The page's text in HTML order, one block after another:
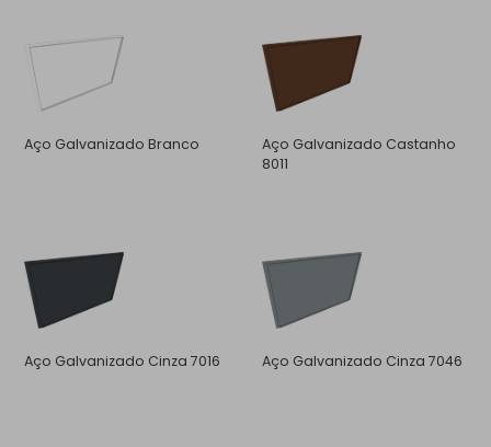
Aço Galvanizado Branco
Aço Galvanizado Castanho
8011
Aço Galvanizado Cinza 7016 Aço Galvanizado Cinza 7046